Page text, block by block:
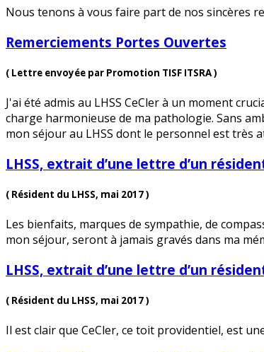
Nous tenons à vous faire part de nos sincères
Remerciements Portes Ouvertes
( Lettre envoyée par Promotion TISF ITSRA )
J'ai été admis au LHSS CeCler à un moment
charge harmonieuse de ma pathologie. Sans
mon séjour au LHSS dont le personnel est très
LHSS, extrait d’une lettre d’un
( Résident du LHSS, mai 2017 )
Les bienfaits, marques de sympathie, de
mon séjour, seront à jamais gravés dans ma
LHSS, extrait d’une lettre d’un
( Résident du LHSS, mai 2017 )
Il est clair que CeCler, ce toit providentiel, est